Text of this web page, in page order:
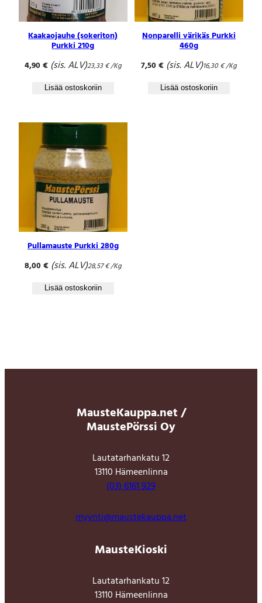
Kaakaojauhe (sokeriton)
Purkki 210g
4,90€ (sis. ALV)23,33€/Kg
Lisää ostoskoriin
Nonparelli värikäs Purkki
460g
7,50€ (sis. ALV)16,30€/Kg
Lisää ostoskoriin
Pullamauste Purkki 280g
8,00€ (sis. ALV)28,57€/Kg
Lisää ostoskoriin
MausteKauppa.net /
MaustePörssi Oy
Lautatarhankatu 12
13110 Hämeenlinna
(03) 6161 929
myynti@maustekauppa.net
MausteKioski
Lautatarhankatu 12
13110 Hämeenlinna